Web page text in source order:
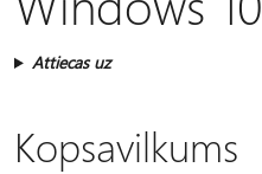
Attiecas uz
Kopsavilkums